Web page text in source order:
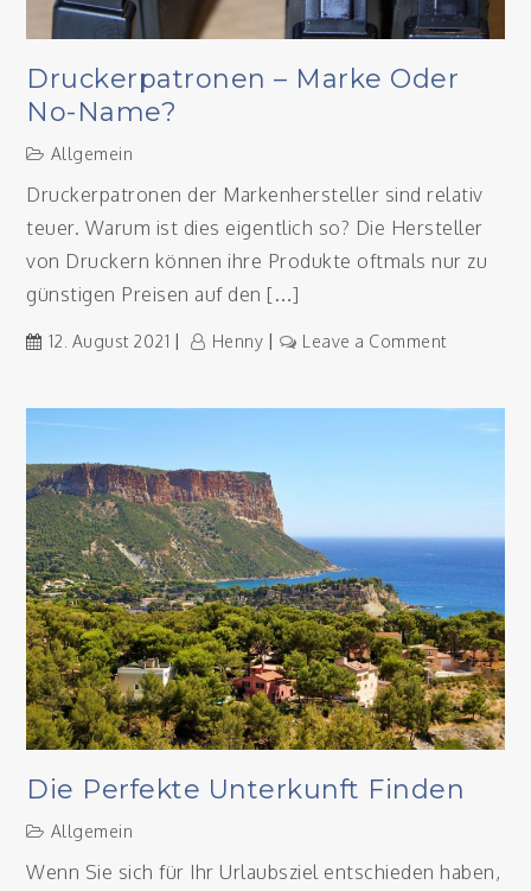
Druckerpatronen – Marke Oder
No-Name?
Allgemein
Druckerpatronen der Markenhersteller sind relativ
teuer. Warum ist dies eigentlich so? Die Hersteller
von Druckern können ihre Produkte oftmals nur zu
günstigen Preisen auf den […]
12. August 2021 Henny Leave a Commenton
Marke
Die Perfekte Unterkunft Finden
Allgemein
Wenn Sie sich für Ihr Urlaubsziel entschieden haben,